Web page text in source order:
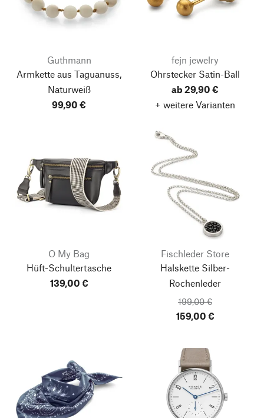
Guthmann
Armkette aus Taguanuss,
Naturweiß
99,90 €
fejn jewelry
Ohrstecker Satin-Ball
ab 29,90 €
+ weitere Varianten
O My Bag
Hüft-Schultertasche
139,00 €
Fischleder Store
Halskette Silber-
Rochenleder
199,00 €
159,00 €